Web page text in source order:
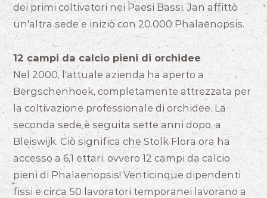
dei primi coltivatori nei Paesi Bassi. Jan affittò
un'altra sede e iniziò con 20.000 Phalaenopsis.
12 campi da calcio pieni di orchidee
Nel 2000, l'attuale azienda ha aperto a
Bergschenhoek, completamente attrezzata per
la coltivazione professionale di orchidee. La
seconda sede è seguita sette anni dopo, a
Bleiswijk. Ciò significa che Stolk Flora ora ha
accesso a 6,1 ettari, ovvero 12 campi da calcio
pieni di Phalaenopsis! Venticinque dipendenti
fissi e circa 50 lavoratori temporanei lavorano a